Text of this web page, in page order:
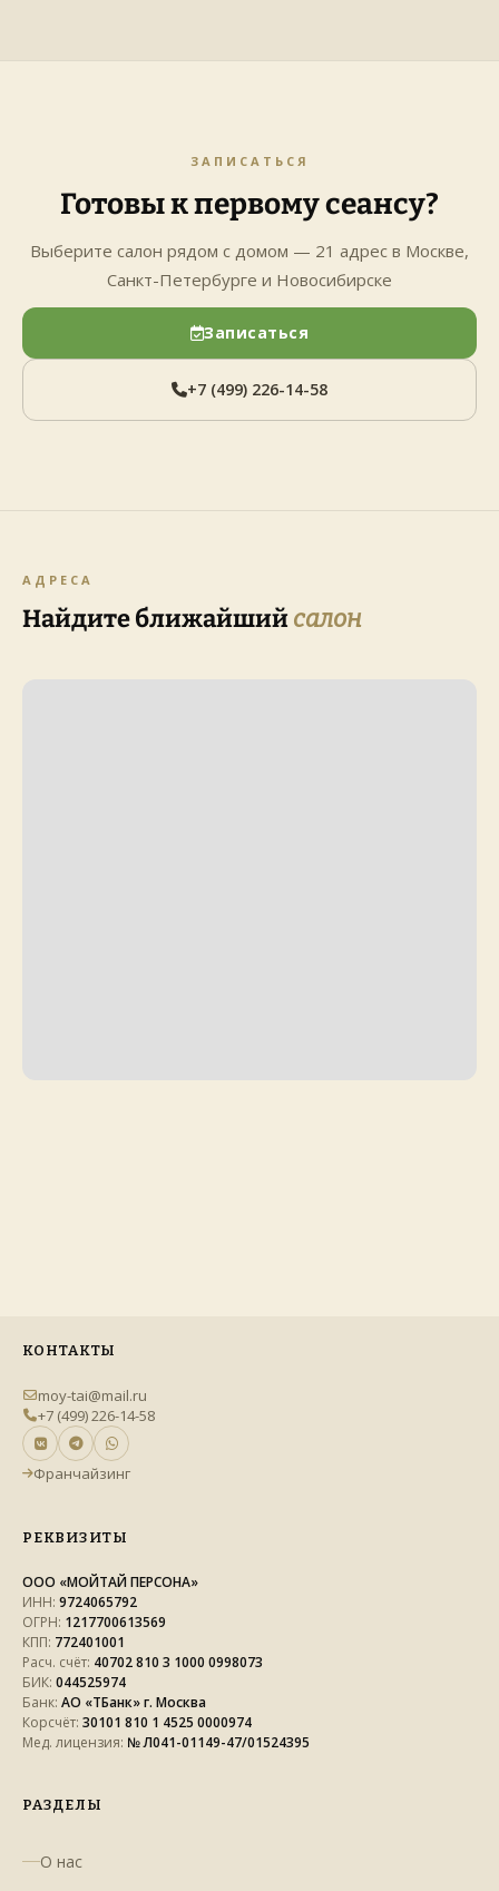
ЗАПИСАТЬСЯ
Готовы к первому сеансу?
Выберите салон рядом с домом — 21 адрес в Москве,
Санкт-Петербурге и Новосибирске
Записаться
+7 (499) 226-14-58
АДРЕСА
Найдите ближайшийсалон
КОНТАКТЫ
moy-tai@mail.ru
+7 (499) 226-14-58
Франчайзинг
РЕКВИЗИТЫ
ООО «МОЙТАЙ ПЕРСОНА»
ИНН: 9724065792
ОГРН: 1217700613569
КПП: 772401001
Расч. счёт: 40702 810 3 1000 0998073
БИК: 044525974
Банк: АО «ТБанк» г. Москва
Корсчёт: 30101 810 1 4525 0000974
Мед. лицензия: № Л041-01149-47/01524395
РАЗДЕЛЫ
О нас